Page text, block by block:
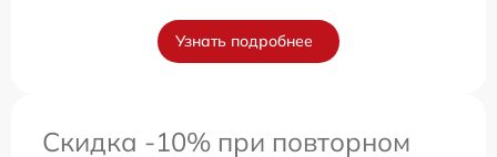
Узнать подробнее
Скидка -10% при повторном